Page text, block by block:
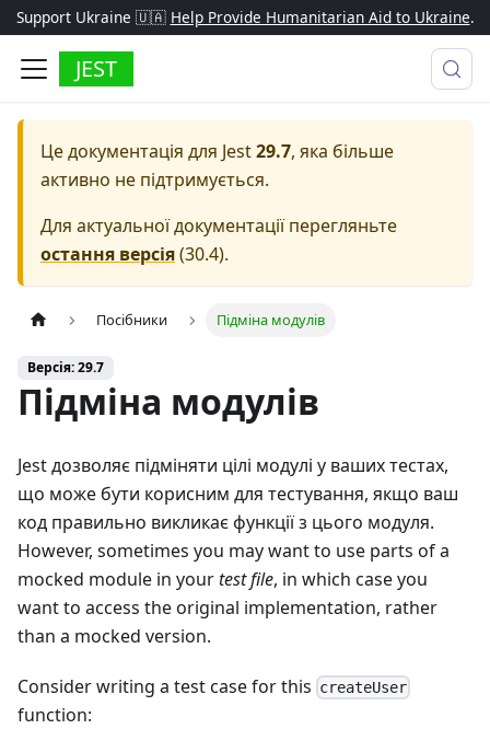
Support Ukraine 🇺🇦 Help Provide Humanitarian Aid to Ukraine.
JEST
Це документація для Jest29.7, яка більше
активно не підтримується.
Для актуальної документації перегляньте
остання версія(30.4).
Посібники Підміна модулів
Версія: 29.7
Підміна модулів
Jest дозволяє підміняти цілі модулі у ваших тестах,
що може бути корисним для тестування, якщо ваш
код правильно викликає функції з цього модуля.
However, sometimes you may want to use parts of a
mocked module in yourtest file, in which case you
want to access the original implementation, rather
than a mocked version.
Consider writing a test case for this createUser
function: